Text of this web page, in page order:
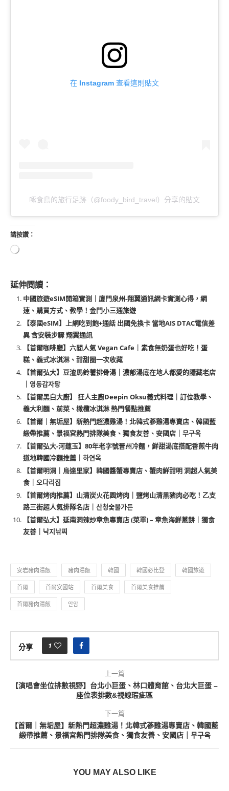
在 Instagram 查看這則貼文
啄食鳥的旅行足跡（@foody_bird_travel）分享的貼文
請按讚：
延伸閱讀：
中國旅遊eSIM開箱實測｜廈門泉州-翔翼通訊網卡實測心得，網
速、購買方式、教學！金門小三通旅遊
【泰國eSIM】上網吃到飽+通話 出國免換卡 當地AIS DTAC電信差
異 含安裝步驟 翔翼通訊
【首爾咖啡廳】六間人氣 Vegan Cafe｜素食無奶蛋也好吃！蛋
糕、義式冰淇淋、甜甜圈一次收藏
【首爾弘大】豆渣馬鈴薯排骨湯｜濃郁湯底在地人都愛的隱藏老店
｜영동감자탕
【首爾黑白大廚】 狂人主廚Deepin Oksu義式料理｜訂位教學、
義大利麵、前菜、橄欖冰淇淋 熱門餐點推薦
【首爾｜無垢屋】新熱門超濃雞湯！北韓式蔘雞湯專賣店、韓國藍
緞帶推薦、景福宮熱門排隊美食、獨食友善、安國店｜무구옥
【首爾弘大-河蓮玉】80年老字號晉州冷麵，鮮甜湯底搭配香煎牛肉
道地韓國冷麵推薦｜하연옥
【首爾明洞｜烏達里家】韓國醬蟹專賣店、蟹肉鮮甜明 洞超人氣美
食｜오다리집
【首爾烤肉推薦】山清炭火花園烤肉｜鹽烤山清黑豬肉必吃！乙支
路三街超人氣排隊名店｜산청숯불가든
【首爾弘大】延南洞辣炒章魚專賣店 (菜單) – 章魚海鮮蔥餅｜獨食
友善｜낙지낚찌
安岩豬肉湯飯 豬肉湯飯 韓國 韓國必比登 韓國旅遊
首爾 首爾安國站 首爾美食 首爾美食推薦
首爾豬肉湯飯 안암
分享 1
上一篇
【演唱會坐位排數視野】台北小巨蛋、林口體育館、台北大巨蛋 –
座位表排數&視線瑕疵區
下一篇
【首爾｜無垢屋】新熱門超濃雞湯！北韓式蔘雞湯專賣店、韓國藍
緞帶推薦、景福宮熱門排隊美食、獨食友善、安國店｜무구옥
YOU MAY ALSO LIKE